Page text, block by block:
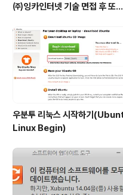
㈜잉카인터넷 기술 면접 후 또한
업!!
우분투 리눅스 시작하기(Ubuntu
Linux Begin)